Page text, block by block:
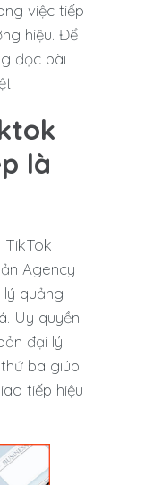
việc tiếp
hiệu. Để
đọc bài
là
TikTok
Agency
quảng
Uy quyền
đại lý
ba giúp
tiếp hiệu